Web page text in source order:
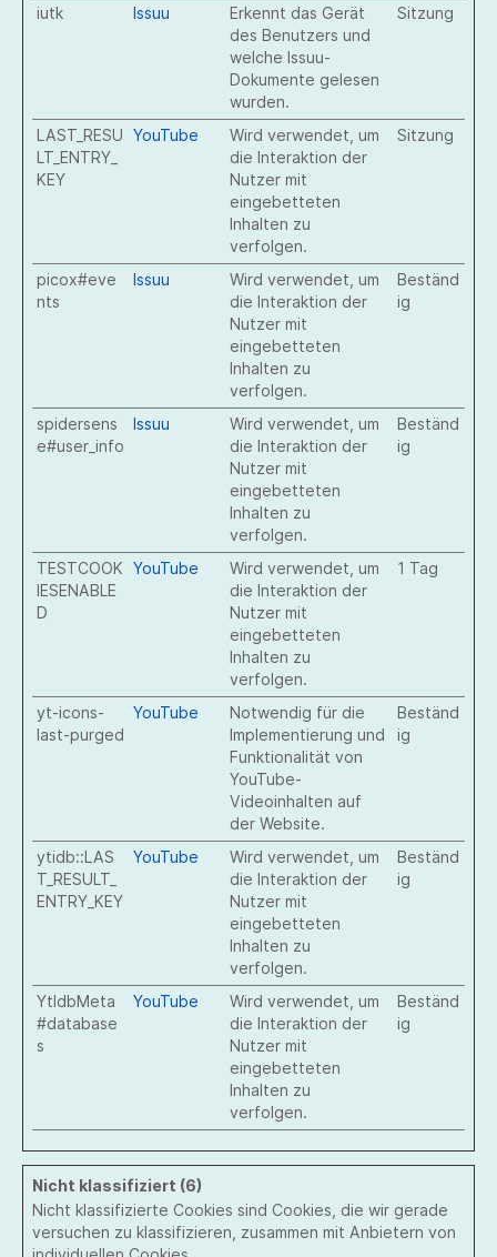
iutk Issuu
Erkennt das Gerät
des Benutzers und
welche Issuu-
Dokumente gelesen
wurden.
Sitzung
LAST_RESU
LT_ENTRY_
KEY
YouTube
Wird verwendet, um
die Interaktion der
Nutzer mit
eingebetteten
Inhalten zu
verfolgen.
Sitzung
picox#eve
nts
Issuu
Wird verwendet, um
die Interaktion der
Nutzer mit
eingebetteten
Inhalten zu
verfolgen.
Beständ
ig
spidersens
e#user_info
Issuu
Wird verwendet, um
die Interaktion der
Nutzer mit
eingebetteten
Inhalten zu
verfolgen.
Beständ
ig
TESTCOOK
IESENABLE
D
YouTube
Wird verwendet, um
die Interaktion der
Nutzer mit
eingebetteten
Inhalten zu
verfolgen.
1 Tag
yt-icons-
last-purged
YouTube
Notwendig für die
Implementierung und
Funktionalität von
YouTube-
Videoinhalten auf
der Website.
Beständ
ig
ytidb::LAS
T_RESULT_
ENTRY_KEY
YouTube
Wird verwendet, um
die Interaktion der
Nutzer mit
eingebetteten
Inhalten zu
verfolgen.
Beständ
ig
YtIdbMeta
#database
s
YouTube
Wird verwendet, um
die Interaktion der
Nutzer mit
eingebetteten
Inhalten zu
verfolgen.
Beständ
ig
Nicht klassifiziert (6)
Nicht klassifizierte Cookies sind Cookies, die wir gerade
versuchen zu klassifizieren, zusammen mit Anbietern von